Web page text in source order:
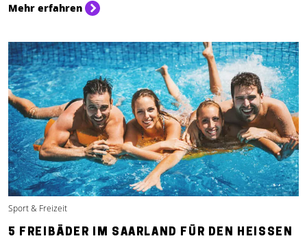
Mehr erfahren
Sport & Freizeit
5 FREIBÄDER IM SAARLAND FÜR DEN HEISSEN …